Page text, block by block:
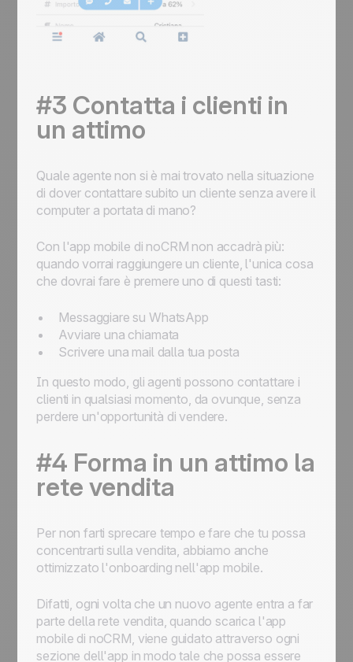
#3 Contatta i clienti in
un attimo
Quale agente non si è mai trovato nella situazione
di dover contattare subito un cliente senza avere il
computer a portata di mano?
Con l'app mobile di noCRM non accadrà più:
quando vorrai raggiungere un cliente, l'unica cosa
che dovrai fare è premere uno di questi tasti:
Messaggiare su WhatsApp
Avviare una chiamata
Scrivere una mail dalla tua posta
In questo modo, gli agenti possono contattare i
clienti in qualsiasi momento, da ovunque, senza
perdere un'opportunità di vendere.
#4 Forma in un attimo la
rete vendita
Per non farti sprecare tempo e fare che tu possa
concentrarti sulla vendita, abbiamo anche
ottimizzato l'onboarding nell'app mobile.
Difatti, ogni volta che un nuovo agente entra a far
parte della rete vendita, quando scarica l'app
mobile di noCRM, viene guidato attraverso ogni
sezione dell'app in modo tale che possa essere